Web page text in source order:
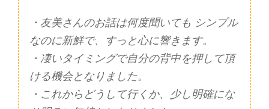
・友美さんのお話は何度聞いても シンプル
なのに新鮮で、すっと心に響きます。
・凄いタイミングで自分の背中を押して頂
ける機会となりました。
・これからどうして行くか、少し明確にな